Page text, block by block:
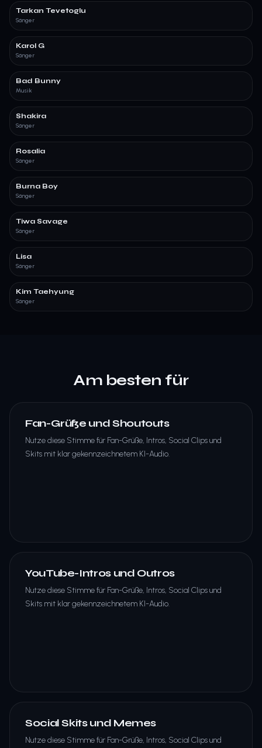
Tarkan Tevetoglu
Sänger
Karol G
Sänger
Bad Bunny
Musik
Shakira
Sänger
Rosalia
Sänger
Burna Boy
Sänger
Tiwa Savage
Sänger
Lisa
Sänger
Kim Taehyung
Sänger
Am besten für
Fan-Grüße und Shoutouts
Nutze diese Stimme für Fan-Grüße, Intros, Social Clips und
Skits mit klar gekennzeichnetem KI-Audio.
YouTube-Intros und Outros
Nutze diese Stimme für Fan-Grüße, Intros, Social Clips und
Skits mit klar gekennzeichnetem KI-Audio.
Social Skits und Memes
Nutze diese Stimme für Fan-Grüße, Intros, Social Clips und